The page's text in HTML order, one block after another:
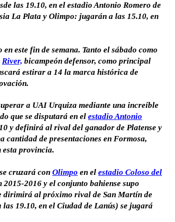
las 19.10, en el estadio Antonio Romero de
La Plata y Olimpo: jugarán a las 15.10, en
este fin de semana. Tanto el sábado como
River, bicampeón defensor, como principal
estirar a 14 la marca histórica de
a UAI Urquiza mediante una increíble
que se disputará en el estadio Antonio
y definirá al rival del ganador de Platense y
de presentaciones en Formosa,
esta provincia.
se cruzará con Olimpo en el estadio Coloso del
2016 y el conjunto bahiense supo
dirimirá al próximo rival de San Martín de
19.10, en el Ciudad de Lanús) se jugará